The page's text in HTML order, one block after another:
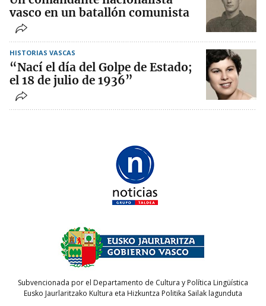
vasco en un batallón comunista
HISTORIAS VASCAS
“Nací el día del Golpe de Estado;
el 18 de julio de 1936”
Subvencionada por el Departamento de Cultura y Política Lingüística
Eusko Jaurlaritzako Kultura eta Hizkuntza Politika Sailak lagunduta